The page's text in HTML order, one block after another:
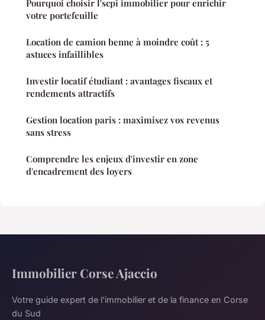
Pourquoi choisir l'scpi immobilier pour enrichir
votre portefeuille
Location de camion benne à moindre coût : 5
astuces infaillibles
Investir locatif étudiant : avantages fiscaux et
rendements attractifs
Gestion location paris : maximisez vos revenus
sans stress
Comprendre les enjeux d'investir en zone
d'encadrement des loyers
Immobilier Corse Ajaccio
Votre guide expert de l'immobilier et de la finance en Corse
du Sud